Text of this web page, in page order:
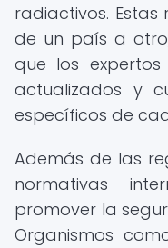
radiactivos.
de un país a
que los
actualizados y
específicos de
Además de las
normativas
promover la
Organismos